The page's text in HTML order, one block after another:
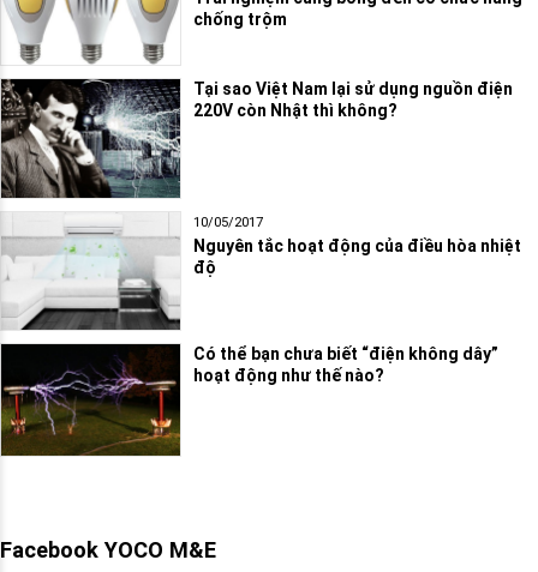
chống trộm
Tại sao Việt Nam lại sử dụng nguồn điện
220V còn Nhật thì không?
10/05/2017
Nguyên tắc hoạt động của điều hòa nhiệt
độ
Có thể bạn chưa biết “điện không dây”
hoạt động như thế nào?
Facebook YOCO M&E